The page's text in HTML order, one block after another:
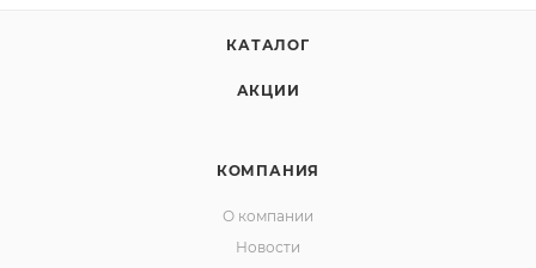
КАТАЛОГ
АКЦИИ
КОМПАНИЯ
О компании
Новости